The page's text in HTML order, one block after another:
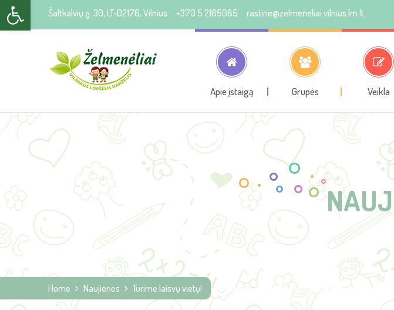
Open toolbar Šaltkalvių g. 30, LT-02176, Vilnius +370 5 2165085 rastine@zelmeneliai.vilnius.lm.lt
Apie įstaigą Grupės Veikla
Home Naujienos Turime laisvų vietų!